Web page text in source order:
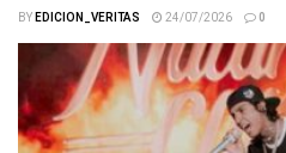
BYEDICION_VERITAS 24/07/2026 0